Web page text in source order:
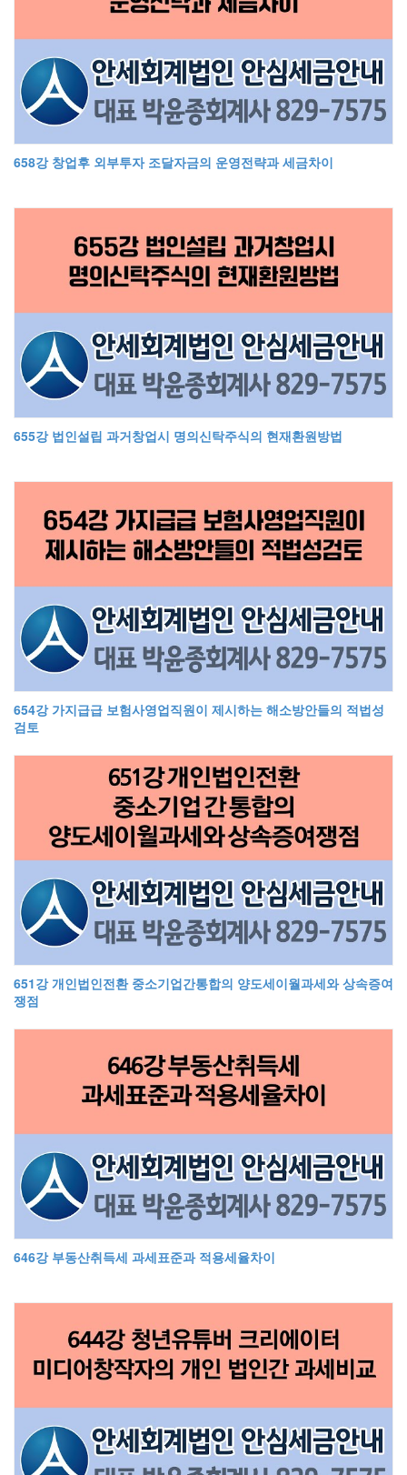
658강 창업후 외부투자 조달자금의 운영전략과 세금차이
655강 법인설립 과거창업시 명의신탁주식의 현재환원방법
654강 가지급급 보험사영업직원이 제시하는 해소방안들의 적법성
검토
651강 개인법인전환 중소기업간통합의 양도세이월과세와 상속증여
쟁점
646강 부동산취득세 과세표준과 적용세율차이